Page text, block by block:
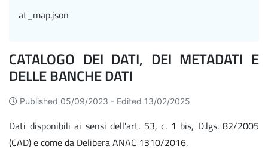
CATALOGO DEI DATI, DEI METADATI E
DELLE BANCHE DATI
Published 05/09/2023 - Edited 13/02/2025
Dati disponibili ai sensi dell'art. 53, c. 1 bis, D.lgs. 82/2005
(CAD) e come da Delibera ANAC 1310/2016.
at_map.json